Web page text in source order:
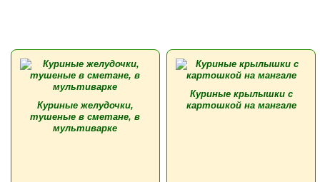
Куриные желудочки,
тушеные в сметане, в
мультиварке
Куриные крылышки с
картошкой на мангале